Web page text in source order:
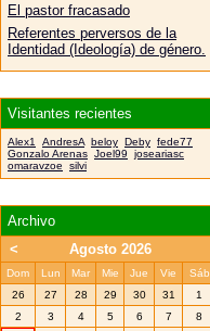
El pastor fracasado
Referentes perversos de la
Identidad (Ideología) de género.
Visitantes recientes
Alex1 AndresA beloy Deby fede77
Gonzalo Arenas Joel99
joseariasc
omaravzoe
silvi
Archivo
<
Agosto 2026
Dom Lun Mar Mie Jue Vie
Sáb
26
27 28 29 30 31
1
2
3 4 5 6 7
8